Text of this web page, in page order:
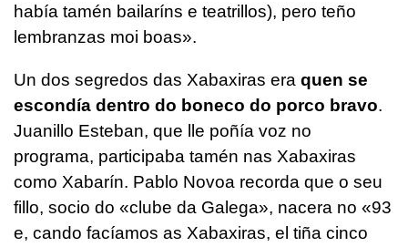
había tamén bailaríns e teatrillos), pero teño
lembranzas moi boas».
Un dos segredos das Xabaxiras era quen se
escondía dentro do boneco do porco bravo.
Juanillo Esteban, que lle poñía voz no
programa, participaba tamén nas Xabaxiras
como Xabarín. Pablo Novoa recorda que o seu
fillo, socio do «clube da Galega», nacera no «93
e, cando facíamos as Xabaxiras, el tiña cinco